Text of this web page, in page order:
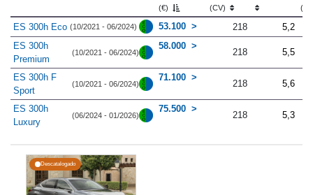
(€) (CV)
ES 300h Eco (10/2021 - 06/2024) 53.100 218
5,2
ES 300h
Premium
(10/2021 - 06/2024)
58.000
218 5,5
ES 300h F
Sport
(10/2021 - 06/2024)
71.100
218 5,6
ES 300h
Luxury
(06/2024 - 01/2026)
75.500
218 5,3
Descatalogado